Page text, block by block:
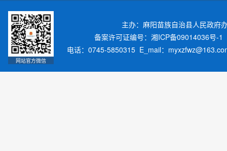
网站官方微信
主办：麻阳苗族自治县人民政
备案许可证编号：湘ICP备09014036号-1
电话：0745-5850315 E_mail：